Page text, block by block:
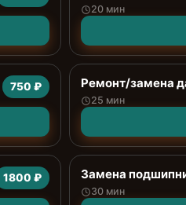
20 мин
750 ₽ Ремонт/замена
25 мин
1800 ₽ Замена
30 мин